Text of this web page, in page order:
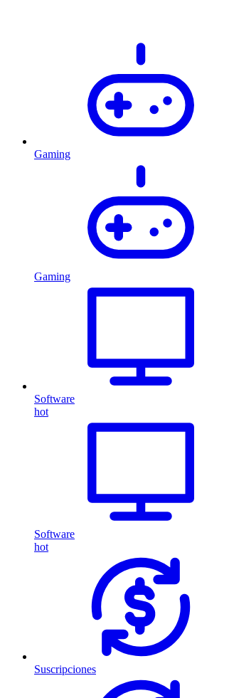
Gaming
Gaming
Software
hot
Software
hot
Suscripciones